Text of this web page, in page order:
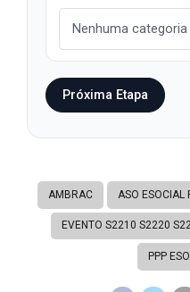
Próxima Etapa
AMBRAC ASO ESOCIAL
EVENTO S2210 S2220
PPP